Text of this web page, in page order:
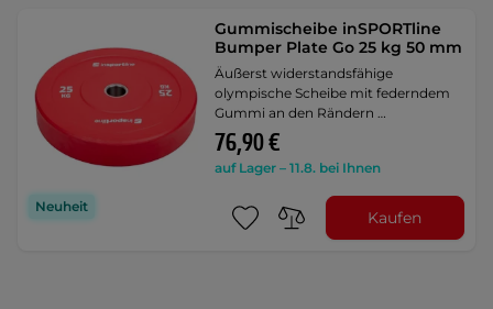
Neuheit
Gummischeibe inSPORTline
Bumper Plate Go 25 kg 50 mm
Äußerst widerstandsfähige
olympische Scheibe mit federndem
Gummi an den Rändern …
76,90 €
auf Lager – 11.8. bei Ihnen
Kaufen